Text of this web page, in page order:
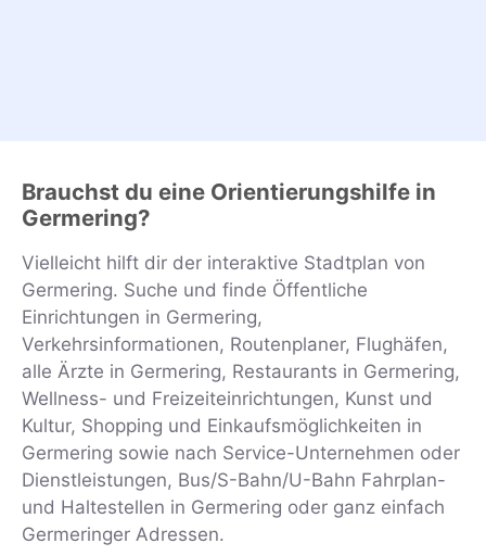
Brauchst du eine Orientierungshilfe in
Germering?
Vielleicht hilft dir der interaktive Stadtplan von
Germering. Suche und finde Öffentliche
Einrichtungen in Germering,
Verkehrsinformationen, Routenplaner, Flughäfen,
alle Ärzte in Germering, Restaurants in Germering,
Wellness- und Freizeiteinrichtungen, Kunst und
Kultur, Shopping und Einkaufsmöglichkeiten in
Germering sowie nach Service-Unternehmen oder
Dienstleistungen, Bus/S-Bahn/U-Bahn Fahrplan-
und Haltestellen in Germering oder ganz einfach
Germeringer Adressen.